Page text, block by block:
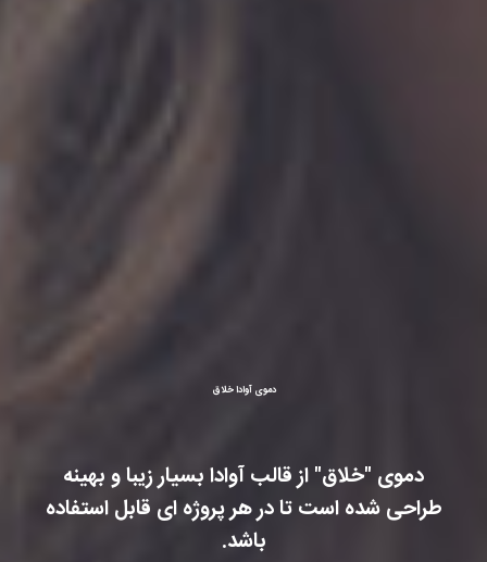
دموی آوادا خلاق
دموی "خلاق" از قالب آوادا بسیار زیبا و بهینه
طراحی شده است تا در هر پروژه ای قابل استفاده
باشد.